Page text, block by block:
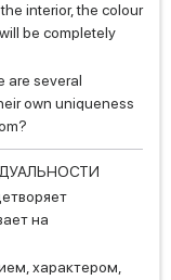
interior, the colour
be completely
are several
own uniqueness
на
характером,